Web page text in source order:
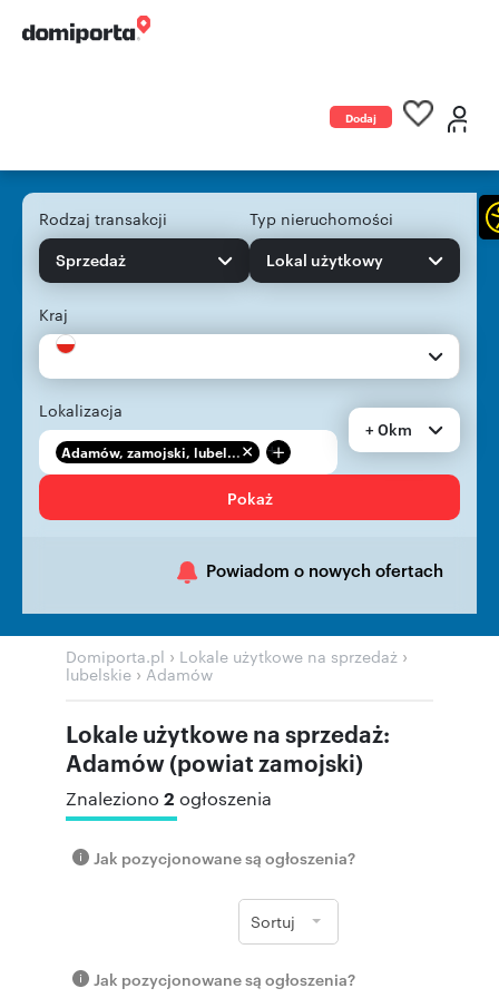
Dodaj
Rodzaj transakcji
Sprzedaż
Typ nieruchomości
Lokal użytkowy
Kraj
Lokalizacja
Adamów, zamojski, lubel... +
+ 0km
Pokaż
Powiadom o nowych ofertach
Domiporta.pl › Lokale użytkowe na sprzedaż ›
lubelskie › Adamów
Lokale użytkowe na sprzedaż:
Adamów (powiat zamojski)
Znaleziono 2 ogłoszenia
Jak pozycjonowane są ogłoszenia?
Sortuj
Jak pozycjonowane są ogłoszenia?